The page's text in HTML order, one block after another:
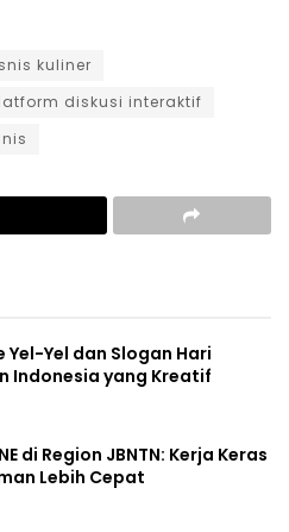
kuliner
diskusi interaktif
Yel-Yel dan Slogan Hari
Indonesia yang Kreatif
di Region JBNTN: Kerja Keras
Lebih Cepat